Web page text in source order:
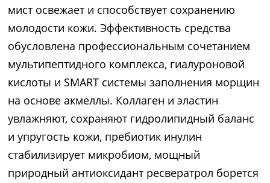
мист освежает и способствует сохранению
молодости кожи. Эффективность средства
обусловлена профессиональным сочетанием
мультипептидного комплекса, гиалуроновой
кислоты и SMART системы заполнения морщин
на основе акмеллы. Коллаген и эластин
увлажняют, сохраняют гидролипидный баланс
и упругость кожи, пребиотик инулин
стабилизирует микробиом, мощный
природный антиоксидант ресвератрол борется